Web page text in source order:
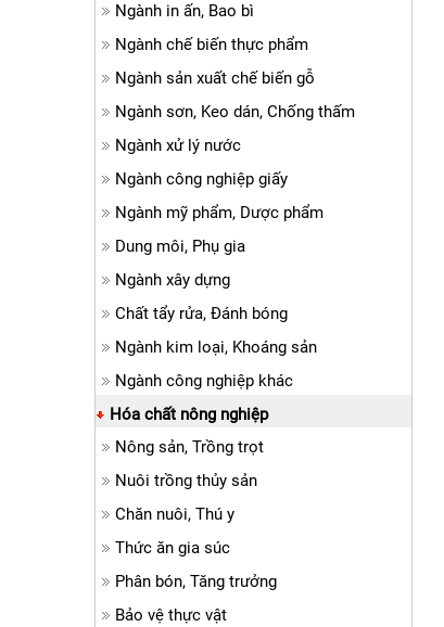
Ngành in ấn, Bao bì
Ngành chế biến thực phẩm
Ngành sản xuất chế biến gỗ
Ngành sơn, Keo dán, Chống thấm
Ngành xử lý nước
Ngành công nghiệp giấy
Ngành mỹ phẩm, Dược phẩm
Dung môi, Phụ gia
Ngành xây dựng
Chất tẩy rửa, Đánh bóng
Ngành kim loại, Khoáng sản
Ngành công nghiệp khác
Hóa chất nông nghiệp
Nông sản, Trồng trọt
Nuôi trồng thủy sản
Chăn nuôi, Thú y
Thức ăn gia súc
Phân bón, Tăng trưởng
Bảo vệ thực vật